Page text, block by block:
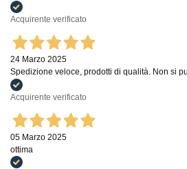
Acquirente verificato
24 Marzo 2025
Spedizione veloce, prodotti di qualità. Non si
Acquirente verificato
05 Marzo 2025
ottima